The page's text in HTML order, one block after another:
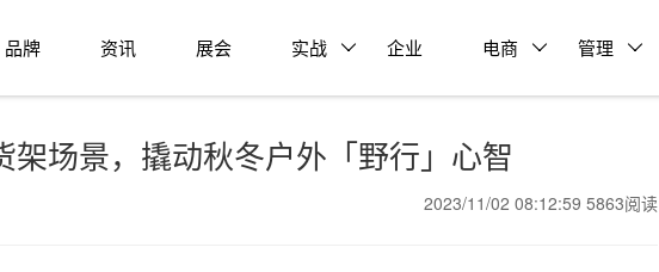
品牌 资讯 展会 实战 企业 电商 管理
架场景，撬动秋冬户外「野行」心智
2023/11/02 08:12:59 5863阅读